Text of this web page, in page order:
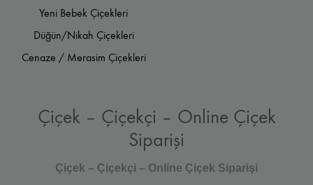
Yeni Bebek Çiçekleri
Düğün/Nikah Çiçekleri
Cenaze / Merasim Çiçekleri
Çiçek – Çiçekçi – Online Çiçek
Siparişi
Çiçek – Çiçekçi – Online Çiçek Siparişi